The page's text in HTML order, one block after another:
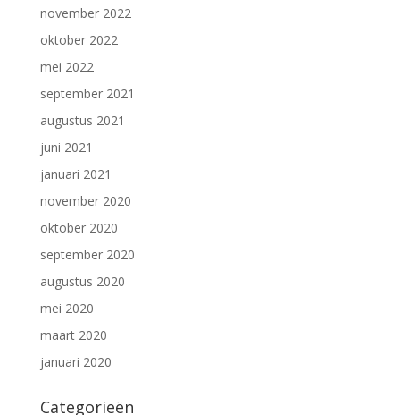
november 2022
oktober 2022
mei 2022
september 2021
augustus 2021
juni 2021
januari 2021
november 2020
oktober 2020
september 2020
augustus 2020
mei 2020
maart 2020
januari 2020
Categorieën